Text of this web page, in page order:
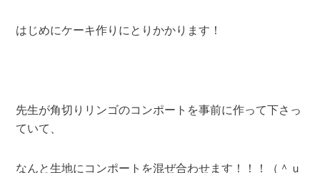
はじめにケーキ作りにとりかかります！
先生が角切りリンゴのコンポートを事前に作って下さっ
ていて、
なんと生地にコンポートを混ぜ合わせます！！！（＾ｕ